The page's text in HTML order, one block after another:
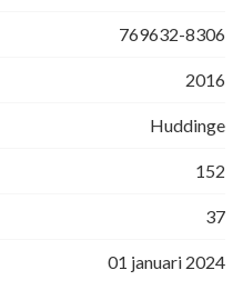
769632-8306
2016
Huddinge
152
37
01 januari 2024